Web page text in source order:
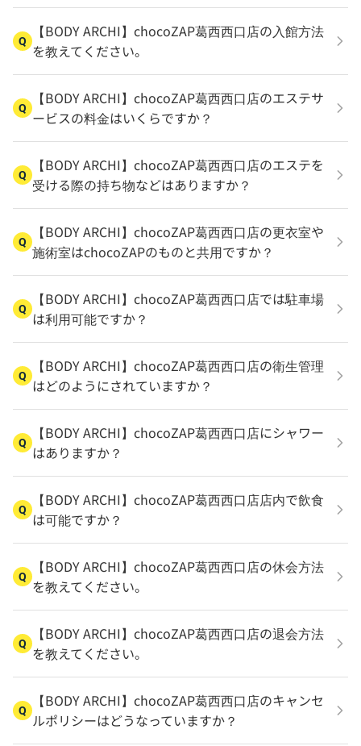
Q
【BODY ARCHI】chocoZAP葛西西口店の入館方法
を教えてください。
Q
【BODY ARCHI】chocoZAP葛西西口店のエステサ
ービスの料金はいくらですか？
Q
【BODY ARCHI】chocoZAP葛西西口店のエステを
受ける際の持ち物などはありますか？
Q
【BODY ARCHI】chocoZAP葛西西口店の更衣室や
施術室はchocoZAPのものと共用ですか？
Q
【BODY ARCHI】chocoZAP葛西西口店では駐車場
は利用可能ですか？
Q
【BODY ARCHI】chocoZAP葛西西口店の衛生管理
はどのようにされていますか？
Q
【BODY ARCHI】chocoZAP葛西西口店にシャワー
はありますか？
Q
【BODY ARCHI】chocoZAP葛西西口店店内で飲食
は可能ですか？
Q
【BODY ARCHI】chocoZAP葛西西口店の休会方法
を教えてください。
Q
【BODY ARCHI】chocoZAP葛西西口店の退会方法
を教えてください。
Q
【BODY ARCHI】chocoZAP葛西西口店のキャンセ
ルポリシーはどうなっていますか？